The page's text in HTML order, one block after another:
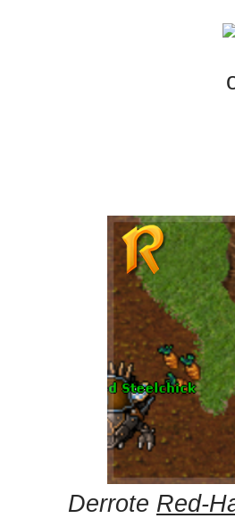
Derrote Red-